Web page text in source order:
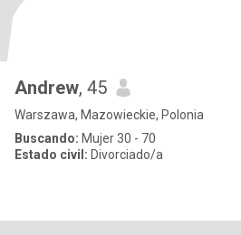
Andrew, 45
Warszawa, Mazowieckie, Polonia
Buscando: Mujer 30 - 70
Estado civil: Divorciado/a